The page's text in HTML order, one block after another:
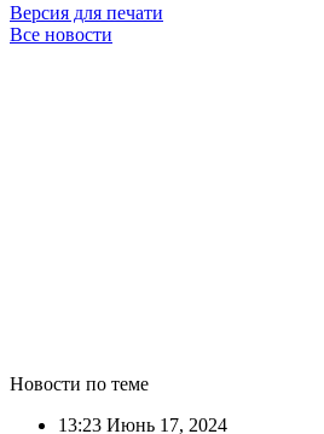
Версия для печати
Все новости
Новости по теме
13:23 Июнь 17, 2024